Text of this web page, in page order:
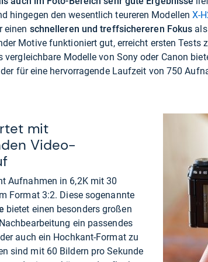
hingegen den wesentlich teureren Modellen X-
einen schnelleren und treffsichereren Fokus
Motive funktioniert gut, erreicht ersten Tests
vergleichbare Modelle von Sony oder Canon
der für eine hervorragende Laufzeit von 750
mit
Video-
Aufnahmen in 6,2K mit 30
Format 3:2. Diese sogenannte
bietet einen besonders großen
ein passendes
auch ein Hochkant-Format zu
sind mit 60 Bildern pro Sekunde